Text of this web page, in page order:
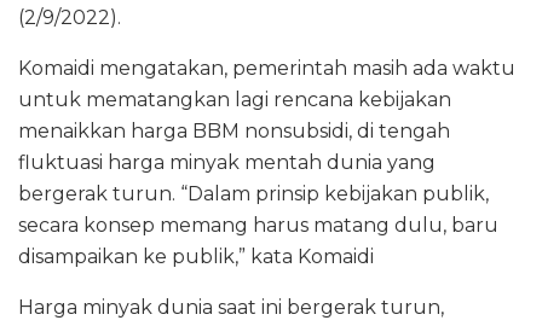
(2/9/2022).
Komaidi mengatakan, pemerintah masih ada waktu
untuk mematangkan lagi rencana kebijakan
menaikkan harga BBM nonsubsidi, di tengah
fluktuasi harga minyak mentah dunia yang
bergerak turun. “Dalam prinsip kebijakan publik,
secara konsep memang harus matang dulu, baru
disampaikan ke publik,” kata Komaidi
Harga minyak dunia saat ini bergerak turun,